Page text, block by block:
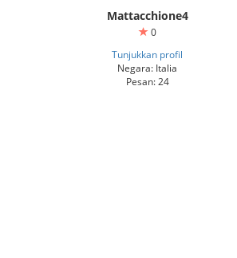
Mattacchione4
0
Tunjukkan profil
Negara: Italia
Pesan: 24